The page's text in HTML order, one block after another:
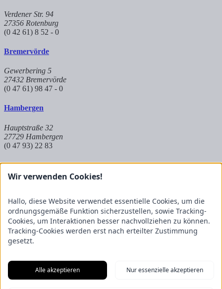
Verdener Str. 94
27356 Rotenburg
(0 42 61) 8 52 - 0
Bremervörde
Gewerbering 5
27432 Bremervörde
(0 47 61) 98 47 - 0
Hambergen
Hauptstraße 32
27729 Hambergen
(0 47 93) 22 83
Hoya
(0 42 51) 9 83 8 - 573
Partnerbetrieb Mangels
Raiffeisenstraße 20
(0 47 45) 23 697 - 50
Wir verwenden Cookies!
Hallo, diese Website verwendet essentielle Cookies, um die
ordnungsgemäße Funktion sicherzustellen, sowie Tracking-
Cookies, um Interaktionen besser nachvollziehen zu können.
Tracking-Cookies werden erst nach erteilter Zustimmung
gesetzt.
Alle akzeptieren Nur essenzielle akzeptieren